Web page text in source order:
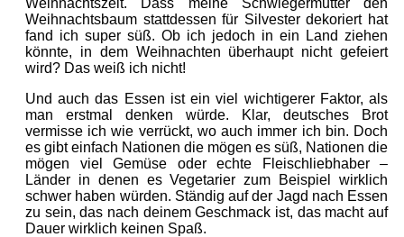
Weihnachtszeit. Dass meine Schwiegermutter den
Weihnachtsbaum stattdessen für Silvester dekoriert hat
fand ich super süß. Ob ich jedoch in ein Land ziehen
könnte, in dem Weihnachten überhaupt nicht gefeiert
wird? Das weiß ich nicht!
Und auch das Essen ist ein viel wichtigerer Faktor, als
man erstmal denken würde. Klar, deutsches Brot
vermisse ich wie verrückt, wo auch immer ich bin. Doch
es gibt einfach Nationen die mögen es süß, Nationen die
mögen viel Gemüse oder echte Fleischliebhaber –
Länder in denen es Vegetarier zum Beispiel wirklich
schwer haben würden. Ständig auf der Jagd nach Essen
zu sein, das nach deinem Geschmack ist, das macht auf
Dauer wirklich keinen Spaß.